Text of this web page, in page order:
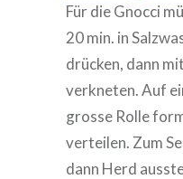
Für die Gnocci
20 min. in
drücken, dann
verkneten. Auf
grosse Rolle
verteilen. Zum
dann Herd